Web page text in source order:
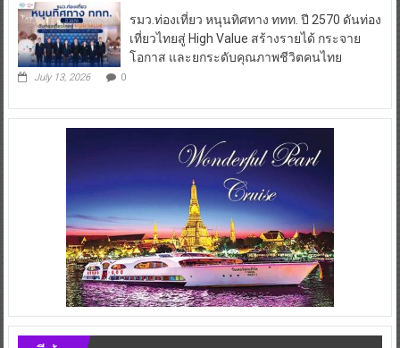
รมว.ท่องเที่ยว หนุนทิศทาง ททท. ปี 2570 ดันท่อง
เที่ยวไทยสู่ High Value สร้างรายได้ กระจาย
โอกาส และยกระดับคุณภาพชีวิตคนไทย
July 13, 2026 0